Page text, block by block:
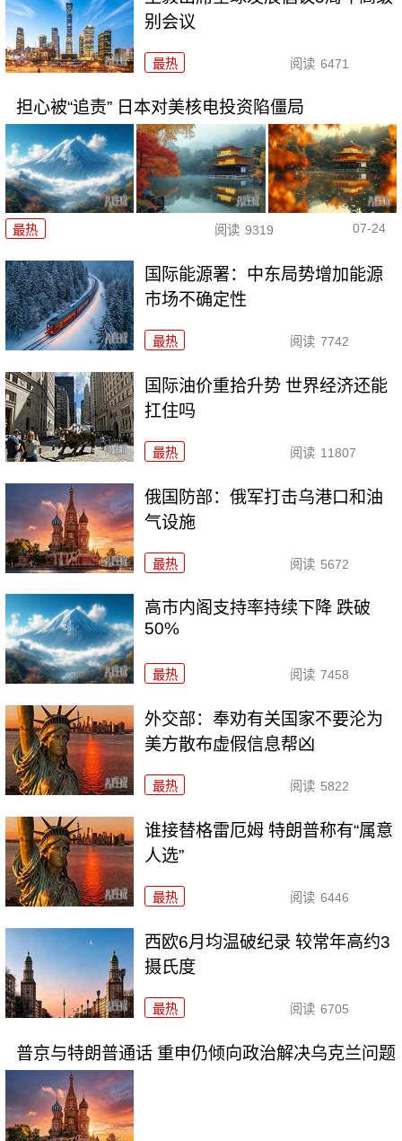
别会议
最热 阅读 6471
担心被“追责” 日本对美核电投资陷僵局
最热 阅读 9319 07-24
国际能源署：中东局势增加能源
市场不确定性
最热 阅读 7742
国际油价重拾升势 世界经济还能
扛住吗
最热 阅读 11807
俄国防部：俄军打击乌港口和油
气设施
最热 阅读 5672
高市内阁支持率持续下降 跌破
50%
最热 阅读 7458
外交部：奉劝有关国家不要沦为
美方散布虚假信息帮凶
最热 阅读 5822
谁接替格雷厄姆 特朗普称有“属意
人选”
最热 阅读 6446
西欧6月均温破纪录 较常年高约3
摄氏度
最热 阅读 6705
普京与特朗普通话 重申仍倾向政治解决乌克兰问题